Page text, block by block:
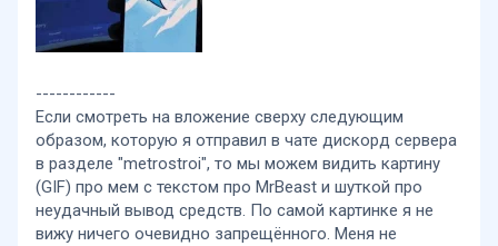
------------
Если смотреть на вложение сверху следующим
образом, которую я отправил в чате дискорд сервера
в разделе "metrostroi", то мы можем видить картину
(GIF) про мем с текстом про MrBeast и шуткой про
неудачный вывод средств. По самой картинке я не
вижу ничего очевидно запрещённого. Меня не